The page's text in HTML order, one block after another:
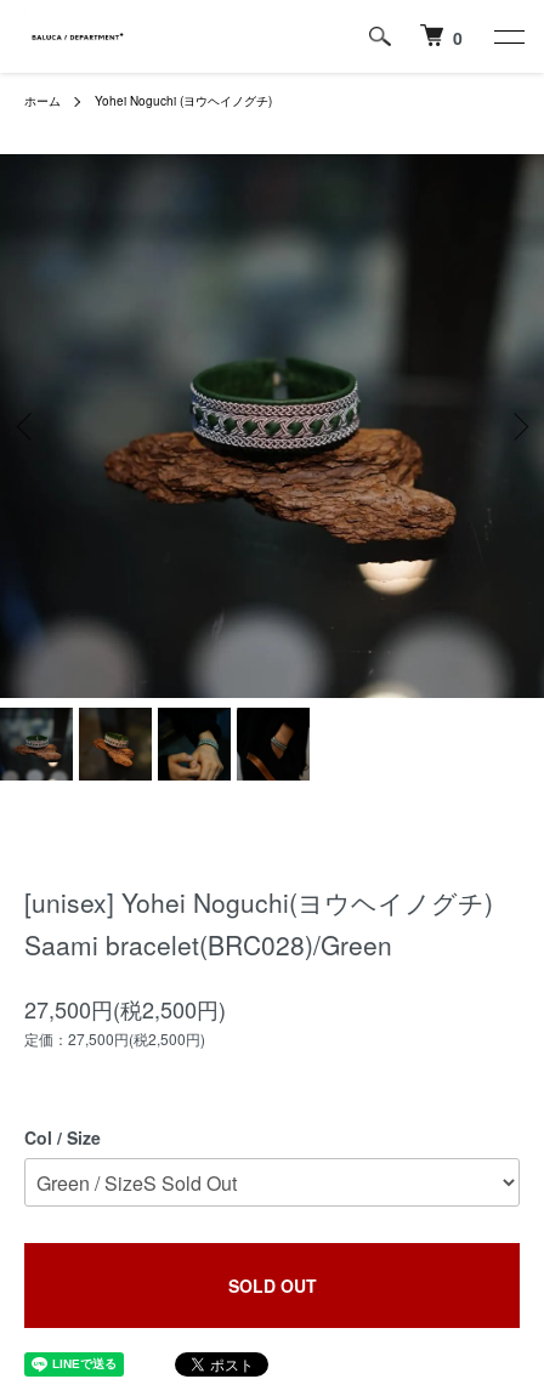
0
ホーム Yohei Noguchi (ヨウヘイノグチ)
[unisex] Yohei Noguchi(ヨウヘイノグチ)
Saami bracelet(BRC028)/Green
27,500円(税2,500円)
定価：27,500円(税2,500円)
Col / Size
SOLD OUT